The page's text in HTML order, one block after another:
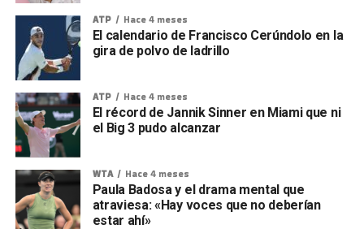
ATP Hace 4 meses
El calendario de Francisco Cerúndolo en la
gira de polvo de ladrillo
ATP Hace 4 meses
El récord de Jannik Sinner en Miami que ni
el Big 3 pudo alcanzar
WTA Hace 4 meses
Paula Badosa y el drama mental que
atraviesa: «Hay voces que no deberían
estar ahí»